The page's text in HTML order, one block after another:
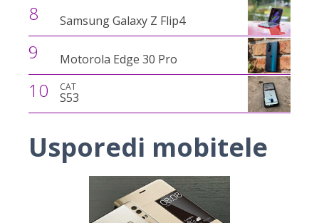
8 Samsung Galaxy Z Flip4
9 Motorola Edge 30 Pro
10 CAT
S53
Usporedi mobitele